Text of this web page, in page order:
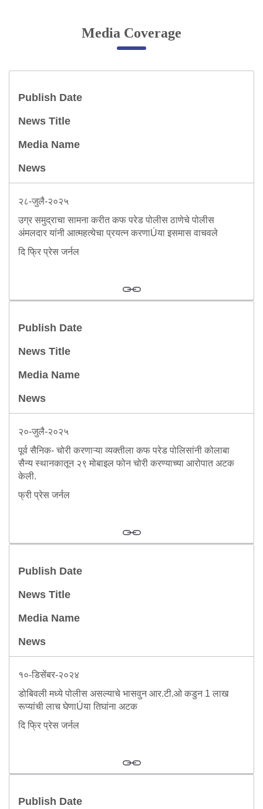
Online Complaint
Servant Information
Police Clearance Services
GRAS Payment
Useful websites
Licensing Unit
Citizen Wall
Tenders
Police Corner
Police Foundation
Welfare Activities
Media Coverage
Press Release
Crime Review
Miscellaneous
Recruitment
Contact Us
Divisional ACP′s
Media Coverage
Publish Date
News Title
Media Name
News
२८-जुलै-२०२५
उग्र समुद्राचा सामना करीत कफ परेड पोलीस ठाणेचे पोलीस
अंमलदार यांनी आत्महत्येचा प्रयत्न करणाÚया इसमास वाचवले
दि फ्रि प्रेस जर्नल
Publish Date
News Title
Media Name
News
२०-जुलै-२०२५
पूर्व सैनिक- चोरी करणाऱ्या व्यक्तीला कफ परेड पोलिसांनी कोलाबा
सैन्य स्थानकातून २९ मोबाइल फोन चोरी करण्याच्या आरोपात अटक
केली.
फ्री प्रेस जर्नल
Publish Date
News Title
Media Name
News
१०-डिसेंबर-२०२४
डोबिवली मध्ये पोलीस असल्याचे भासवुन आर.टी.ओ कडुन 1 लाख
रूप्यांची लाच घेणाÚया तिघांना अटक
दि फ्रि प्रेस जर्नल
Publish Date